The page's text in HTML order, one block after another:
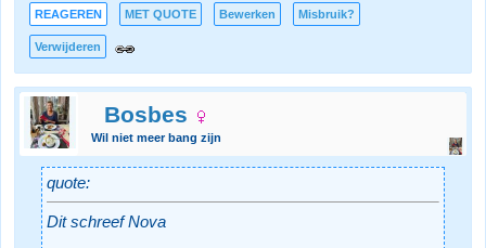
REAGEREN MET QUOTE Bewerken Misbruik?
Verwijderen
Bosbes
Wil niet meer bang zijn
quote:
Dit schreef Nova